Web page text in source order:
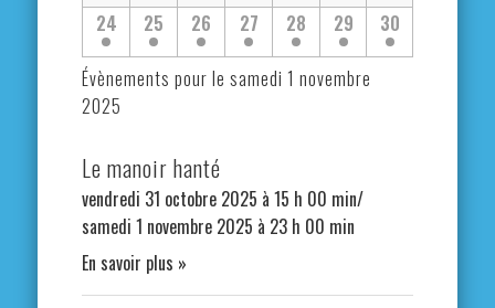
24
25 26 27 28 29 30
Évènements pour le samedi 1 novembre
2025
Le manoir hanté
vendredi 31 octobre 2025 à 15 h 00 min/
samedi 1 novembre 2025 à 23 h 00 min
En savoir plus »